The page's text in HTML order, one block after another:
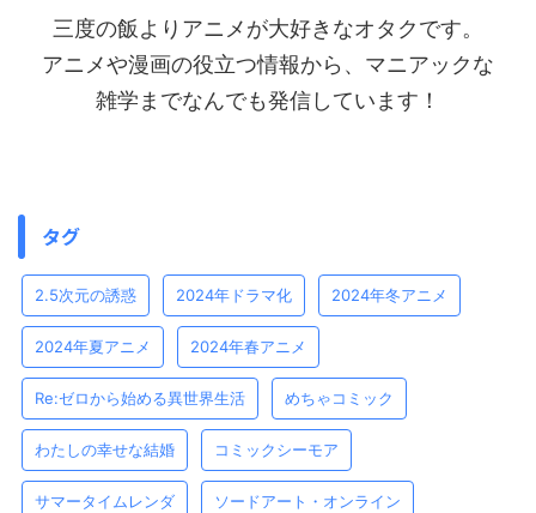
三度の飯よりアニメが大好きなオタクです。
アニメや漫画の役立つ情報から、マニアックな
雑学までなんでも発信しています！
タグ
2.5次元の誘惑 2024年ドラマ化 2024年冬アニメ
2024年夏アニメ 2024年春アニメ
Re:ゼロから始める異世界生活 めちゃコミック
わたしの幸せな結婚 コミックシーモア
サマータイムレンダ ソードアート・オンライン